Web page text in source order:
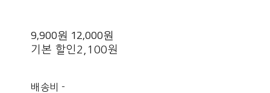
9,900원 12,000원
기본 할인 2,100원
배송비 -